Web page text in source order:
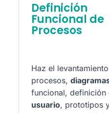
Definición
Funcional de
Procesos
Haz el
procesos,
funcional, definición
usuario, prototipos